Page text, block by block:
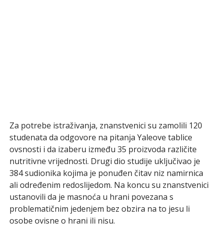
Za potrebe istraživanja, znanstvenici su zamolili 120
studenata da odgovore na pitanja Yaleove tablice
ovsnosti i da izaberu između 35 proizvoda različite
nutritivne vrijednosti. Drugi dio studije uključivao je
384 sudionika kojima je ponuđen čitav niz namirnica
ali određenim redoslijedom. Na koncu su znanstvenici
ustanovili da je masnoća u hrani povezana s
problematičnim jedenjem bez obzira na to jesu li
osobe ovisne o hrani ili nisu.